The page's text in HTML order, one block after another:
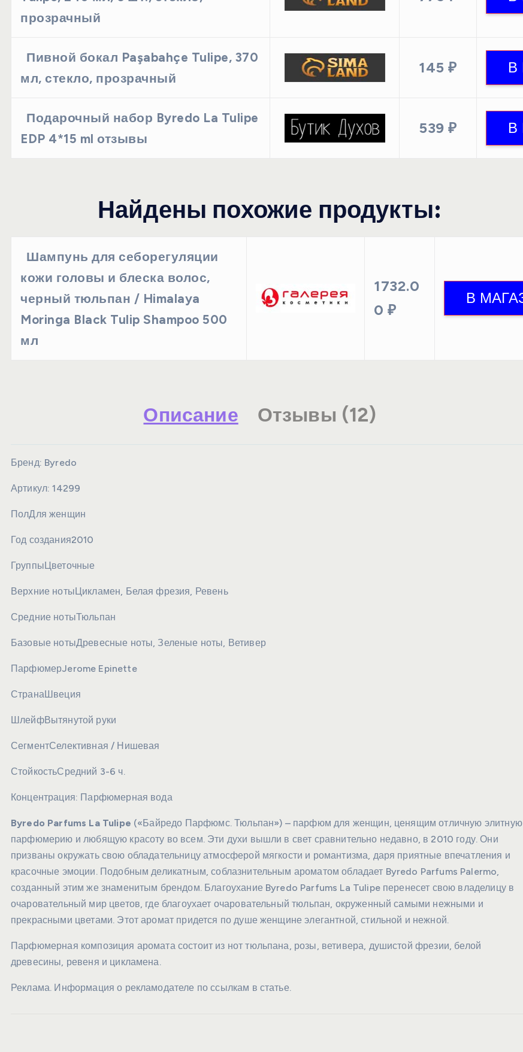
прозрачный
Пивной бокал Paşabahçe Tulipe, 370
мл, стекло, прозрачный
145 ₽
Подарочный набор Byredo La Tulipe
EDP 4*15 ml отзывы
539 ₽
Найдены похожие продукты:
Шампунь для себорегуляции
кожи головы и блеска волос,
черный тюльпан / Himalaya
Moringa Black Tulip Shampoo 500
мл
1732.0
0 ₽
Описание Отзывы (12)
Бренд: Byredo
Артикул:14299
ПолДля женщин
Год создания2010
Группы Цветочные
Верхние ноты Цикламен, Белая фрезия, Ревень
Средние нотыТюльпан
Базовые нотыДревесные ноты, Зеленые ноты, Ветивер
ПарфюмерJerome Epinette
СтранаШвеция
ШлейфВытянутой руки
СегментСелективная / Нишевая
СтойкостьСредний 3-6 ч.
Концентрация: Парфюмерная вода
Byredo Parfums La Tulipe («Байредо Парфюмс. Тюльпан») – парфюм для женщин, ценящим отличную элитную
парфюмерию и любящую красоту во всем. Эти духи вышли в свет сравнительно недавно, в 2010 году. Они
призваны окружать свою обладательницу атмосферой мягкости и романтизма, даря приятные впечатления и
красочные эмоции. Подобным деликатным, соблазнительным ароматом обладает Byredo Parfums Palermo,
созданный этим же знаменитым брендом. Благоухание Byredo Parfums La Tulipe перенесет свою владелицу в
очаровательный мир цветов, где благоухает очаровательный тюльпан, окруженный самыми нежными и
прекрасными цветами. Этот аромат придется по душе женщине элегантной, стильной и нежной.
Парфюмерная композиция аромата состоит из нот тюльпана, розы, ветивера, душистой фрезии, белой
древесины, ревеня и цикламена.
Реклама. Информация о рекламодателе по ссылкам в статье.